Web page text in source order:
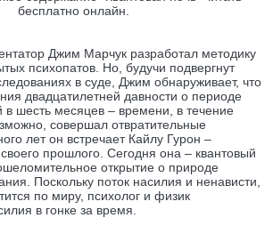
бесплатно онлайн.
Джим Марчук разработал методику
психопатов. Но, будучи подвергнут
в суде, Джим обнаруживает, что
двадцатилетней давности о периоде
в шесть месяцев – времени, в течение
совершал отвратительные
лет он встречает Кайлу Гурон –
прошлого. Сегодня она – квантовый
открытие о природе
Поскольку поток насилия и ненависти,
по миру, психолог и физик
в гонке за время.